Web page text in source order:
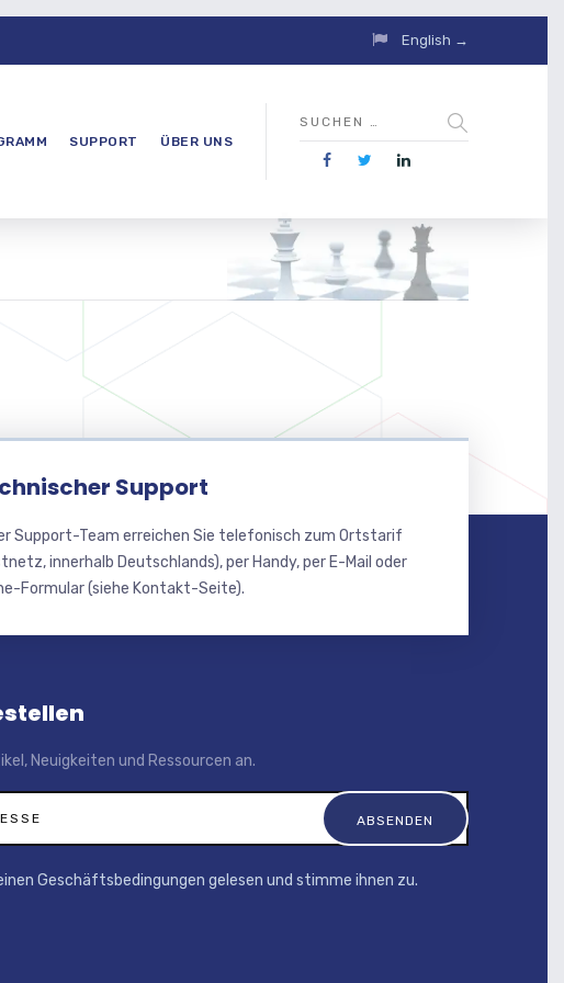
English →
SUPPORT ÜBER UNS
Support
Support-Team erreichen Sie telefonisch zum Ortstarif
innerhalb Deutschlands), per Handy, per E-Mail oder
Formular (siehe Kontakt-Seite).
Neuigkeiten und Ressourcen an.
Geschäftsbedingungen gelesen und stimme ihnen zu.